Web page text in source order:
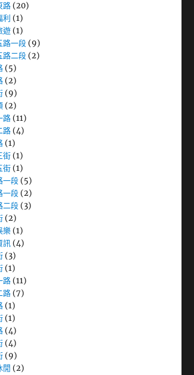
路 (20)
利 (1)
遊 (1)
路一段 (9)
路二段 (2)
(5)
(2)
(9)
(2)
路 (11)
路 (4)
(1)
街 (1)
街 (1)
一段 (5)
一段 (2)
二段 (3)
(2)
樂 (1)
訊 (4)
(3)
(1)
路 (11)
路 (7)
(1)
(1)
(4)
(4)
(9)
閒 (2)